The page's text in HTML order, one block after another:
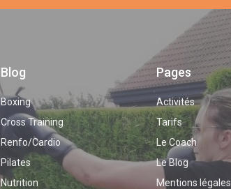
Blog
Boxing
Cross Training
Renfo/Cardio
Pilates
Nutrition
Pages
Activités
Tarifs
Le Coach
Le Blog
Mentions légales